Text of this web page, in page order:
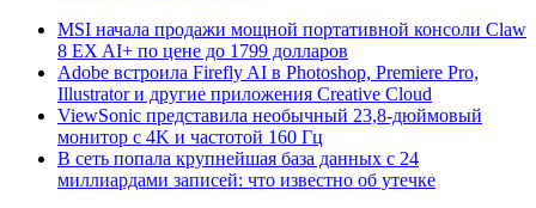
MSI начала продажи мощной портативной консоли Claw
8 EX AI+ по цене до 1799 долларов
Adobe встроила Firefly AI в Photoshop, Premiere Pro,
Illustrator и другие приложения Creative Cloud
ViewSonic представила необычный 23,8-дюймовый
монитор с 4K и частотой 160 Гц
В сеть попала крупнейшая база данных с 24
миллиардами записей: что известно об утечке